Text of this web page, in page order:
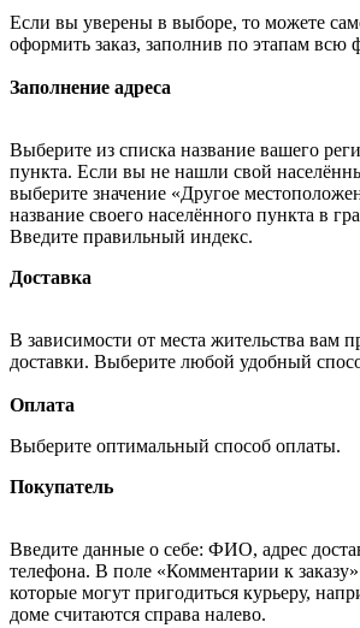
Если вы уверены в выборе, то можете
оформить заказ, заполнив по этапам всю
Заполнение адреса
Выберите из списка название вашего
пункта. Если вы не нашли свой
выберите значение «Другое
название своего населённого пункта в
Введите правильный индекс.
Доставка
В зависимости от места жительства вам
доставки. Выберите любой удобный
Оплата
Выберите оптимальный способ оплаты.
Покупатель
Введите данные о себе: ФИО, адрес
телефона. В поле «Комментарии к
которые могут пригодиться курьеру,
доме считаются справа налево.